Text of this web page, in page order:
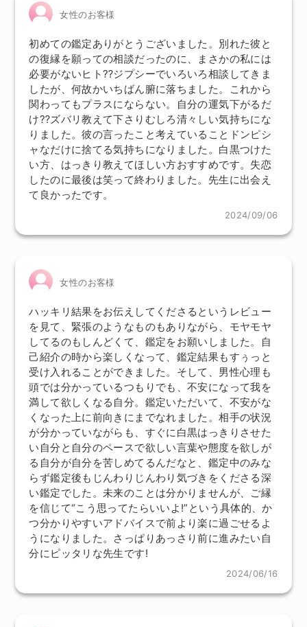
女性のお客様
初めての鑑定ありがとうございました。別れた彼と
の復縁を願っての相談だったのに、まさかの私には
必要がないヒト⁇ジプシーでいろいろ相談してきま
したが、何故かいちばん腑に落ちました。これから
関わってもプラスにならない。自分の運気下がるだ
け⁇ズバリ教えて下さりむしろ清々しい気持ちにな
りました。彼の言ったこと考えていることドンピシ
ャなだけに捨てる気持ちになりました。白黒つけた
い方、はっきり教えてほしい方おすすめです。失恋
したのに最後は笑って終わりました。先生に出会え
て良かったです。
2024/09/06
女性のお客様
ハッキリ結果をお伝えしてくださるというレビュー
を見て、緊張のようなものもありながら、モヤモヤ
してるのもしんどくて、鑑定をお願いしました。自
己紹介の時から楽しくなって、鑑定結果もすぅっと
受け入れることができました。そして、男性心理も
頭では分かっているつもりでも、不安になって我を
満して欲しくなる自分。鑑定いただいて、不安がな
くなった上に前向きにまでなれました。相手の状況
が分かっていながらも、すぐに白黒はっきりさせた
い自分と自分のペースで欲しい言葉や態度を欲しが
る自分が自分を苦しめてるんだなと、鑑定中のみな
らず鑑定後もじんわりじんわり気づきをくださる深
い鑑定でした。未来のことは分かりませんが、ご縁
を信じて“こう思ってたらいいよ!”という具体的、か
つ分かりやすいアドバイスで前より楽に過ごせるよ
うになりました。さっぱりあっさり前に進みたい自
分にピッタリな先生です!
2024/06/16